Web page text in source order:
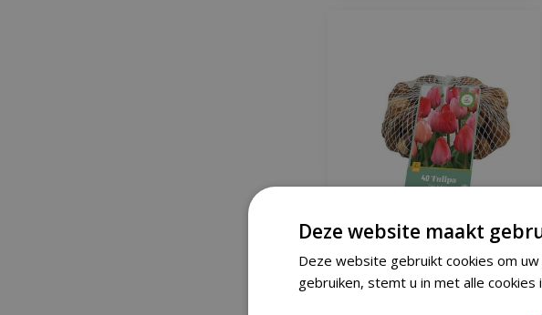
Tulp roze-rood 40 bollen
Deze website maakt
Deze website gebruikt cookies om
gebruiken, stemt u in met alle